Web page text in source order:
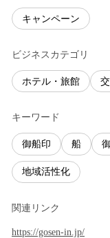
キャンペーン
ビジネスカテゴリ
ホテル・旅館
キーワード
御船印 船
地域活性化
関連リンク
https://gosen-in.jp/